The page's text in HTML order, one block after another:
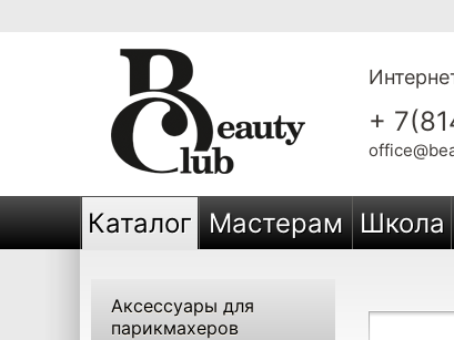
+
Каталог Мастерам Школа
Аксессуары для
парикмахеров